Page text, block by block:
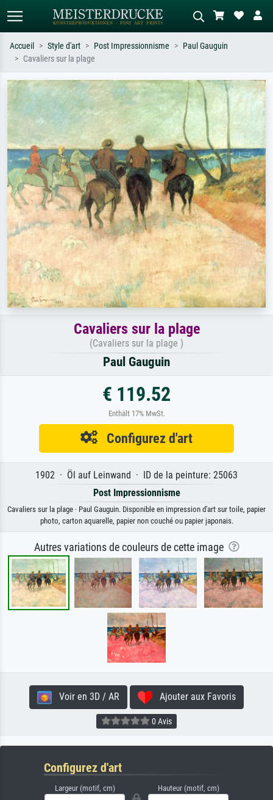
Recherchez par artiste, titre ou style –
ex. Monet, Nuit étoilée,
impressionnisme, vague de Hokusai,
nu.
Décrivez la scène – ex. prairie verte,
abstrait avec beaucoup de rouge,
tableau sombre, nu debout près d'un
arbre.
Accueil Style d'art Post Impressionnisme
Paul Gauguin
Cavaliers sur la plage
Cavaliers sur la plage
(Cavaliers sur la plage )
Paul Gauguin
€ 119.52
Enthält 17% MwSt.
Configurez d'art
1902 · Öl auf Leinwand · ID de la peinture: 25063
Post Impressionnisme
Cavaliers sur la plage · Paul Gauguin. Disponible en impression d'art sur toile, papier
photo, carton aquarelle, papier non couché ou papier japonais.
Autres variations de couleurs de cette image
Voir en 3D / AR Ajouter aux Favoris
0 Avis
Configurez d'art
Largeur (motif, cm) Hauteur (motif, cm)